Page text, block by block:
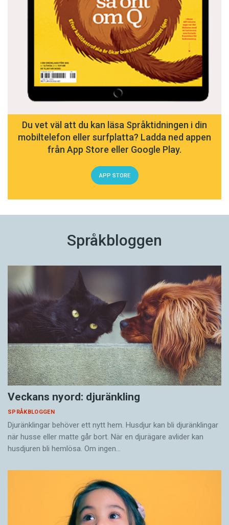
Du vet väl att du kan läsa Språktidningen i din
mobiltelefon eller surfplatta? Ladda ned appen
från App Store eller Google Play.
APP STORE
Språkbloggen
Veckans nyord: djuränkling
SPRÅKBLOGGEN
Djuränklingar behöver ett nytt hem. Husdjur kan bli djuränklingar
när husse eller matte går bort. När en djurägare avlider kan
husdjuren bli hemlösa. Om ingen…